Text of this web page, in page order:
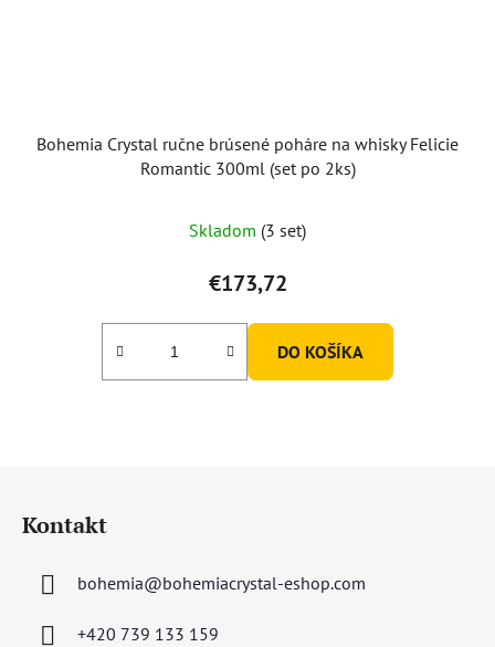
Bohemia Crystal ručne brúsené poháre na whisky Felicie
Romantic 300ml (set po 2ks)
Skladom (3 set)
€173,72
DO KOŠÍKA
Kontakt
bohemia@bohemiacrystal-eshop.com
+420 739 133 159